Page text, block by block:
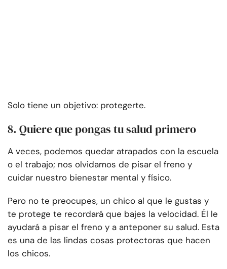
Solo tiene un objetivo: protegerte.
8. Quiere que pongas tu salud primero
A veces, podemos quedar atrapados con la escuela
o el trabajo; nos olvidamos de pisar el freno y
cuidar nuestro bienestar mental y físico.
Pero no te preocupes, un chico al que le gustas y
te protege te recordará que bajes la velocidad. Él le
ayudará a pisar el freno y a anteponer su salud. Esta
es una de las lindas cosas protectoras que hacen
los chicos.